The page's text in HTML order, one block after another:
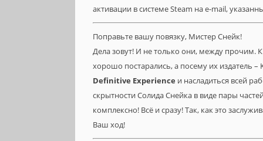
активации в системе Steam на e-mail,
Поправьте вашу повязку, Мистер Снейк!
Дела зовут! И не только они, между прочим.
хорошо постарались, а посему их издатель –
Definitive Experience и насладиться всей
скрытности Солида Снейка в виде пары
комплексно! Всё и сразу! Так, как это
Ваш ход!